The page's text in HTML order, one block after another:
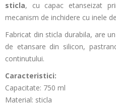
sticla, cu capac etanseizat
mecanism de inchidere cu inele de
Fabricat din sticla durabila, are
de etansare din silicon,
continutului.
Caracteristici:
Capacitate: 750 ml
Material: sticla